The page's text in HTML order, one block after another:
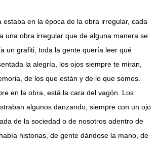
estaba en la época de la obra irregular, cada
una obra irregular que de alguna manera se
un grafiti, toda la gente quería leer qué
la alegría, los ojos siempre te miran,
de los que están y de lo que somos.
en la obra, está la cara del vagón. Los
algunos danzando, siempre con un ojo
de la sociedad o de nosotros adentro de
historias, de gente dándose la mano, de